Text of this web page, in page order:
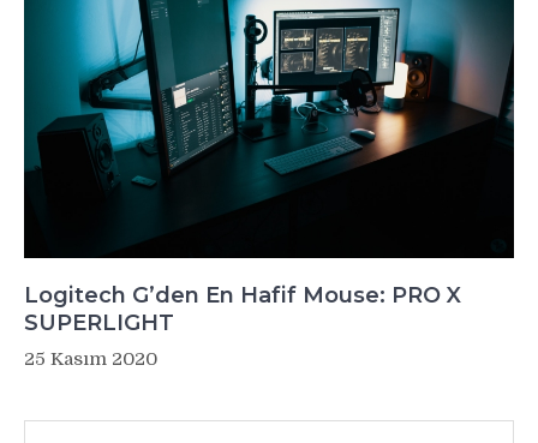
Logitech G’den En Hafif Mouse: PRO X
SUPERLIGHT
25 Kasım 2020